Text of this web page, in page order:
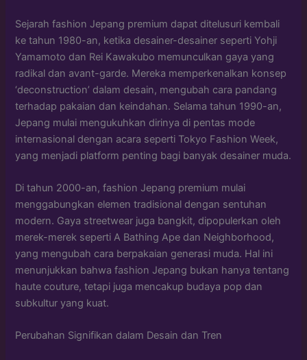
Sejarah fashion Jepang premium dapat ditelusuri kembali
ke tahun 1980-an, ketika desainer-desainer seperti Yohji
Yamamoto dan Rei Kawakubo memunculkan gaya yang
radikal dan avant-garde. Mereka memperkenalkan konsep
‘deconstruction’ dalam desain, mengubah cara pandang
terhadap pakaian dan keindahan. Selama tahun 1990-an,
Jepang mulai mengukuhkan dirinya di pentas mode
internasional dengan acara seperti Tokyo Fashion Week,
yang menjadi platform penting bagi banyak desainer muda.
Di tahun 2000-an, fashion Jepang premium mulai
menggabungkan elemen tradisional dengan sentuhan
modern. Gaya streetwear juga bangkit, dipopulerkan oleh
merek-merek seperti A Bathing Ape dan Neighborhood,
yang mengubah cara berpakaian generasi muda. Hal ini
menunjukkan bahwa fashion Jepang bukan hanya tentang
haute couture, tetapi juga mencakup budaya pop dan
subkultur yang kuat.
Perubahan Signifikan dalam Desain dan Tren